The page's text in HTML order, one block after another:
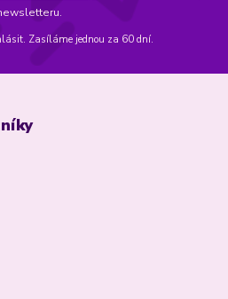
Zasíláme jednou za 60 dní.